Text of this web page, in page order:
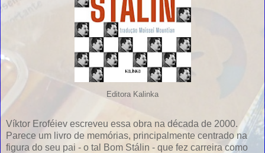
Editora Kalinka
Víktor Eroféiev escreveu essa obra na década de 2000.
Parece um livro de memórias, principalmente centrado na
figura do seu pai - o tal Bom Stálin - que fez carreira como